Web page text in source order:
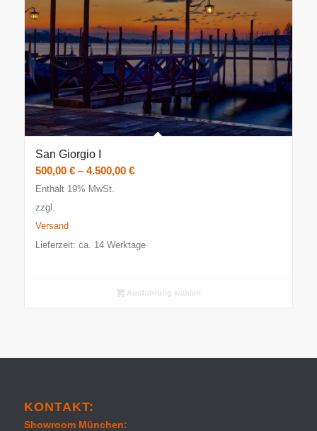
San Giorgio I
500,00 € – 4.500,00 €Preisspanne:
Enthält 19% MwSt.
zzgl.
Versand
Lieferzeit: ca. 14 Werktage
Ausführung wählen
KONTAKT:
Showroom München: